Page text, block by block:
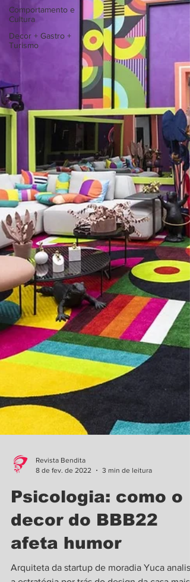
Comportamento e
Cultura
Decor + Gastro +
Turismo
Revista Bendita
8 de fev. de 2022
3 min de leitura
Psicologia: como o
decor do BBB22
afeta humor